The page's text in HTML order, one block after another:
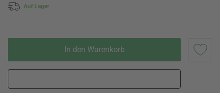
Auf Lager
In den Warenkorb